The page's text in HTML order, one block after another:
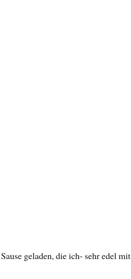
geladen, die ich- sehr edel mit